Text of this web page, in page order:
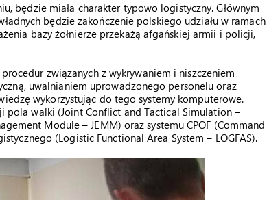
będzie miała charakter typowo logistyczny. Głównym
będzie zakończenie polskiego udziału w ramach
bazy żołnierze przekażą afgańskiej armii i policji,
związanych z wykrywaniem i niszczeniem
uwalnianiem uprowadzonego personelu oraz
wykorzystując do tego systemy komputerowe.
pola walki (Joint Conflict and Tactical Simulation –
Module – JEMM) oraz systemu CPOF (Command
(Logistic Functional Area System – LOGFAS).